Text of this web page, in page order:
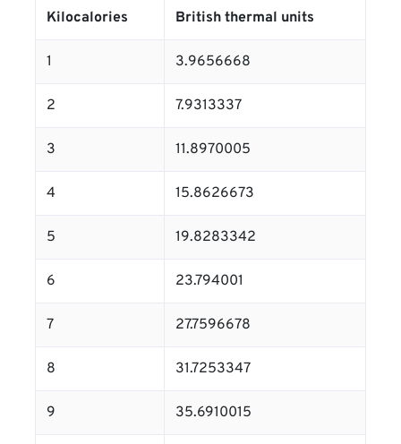
Kilocalories British thermal units
1 3.9656668
2 7.9313337
3 11.8970005
4 15.8626673
5 19.8283342
6 23.794001
7 27.7596678
8 31.7253347
9 35.6910015